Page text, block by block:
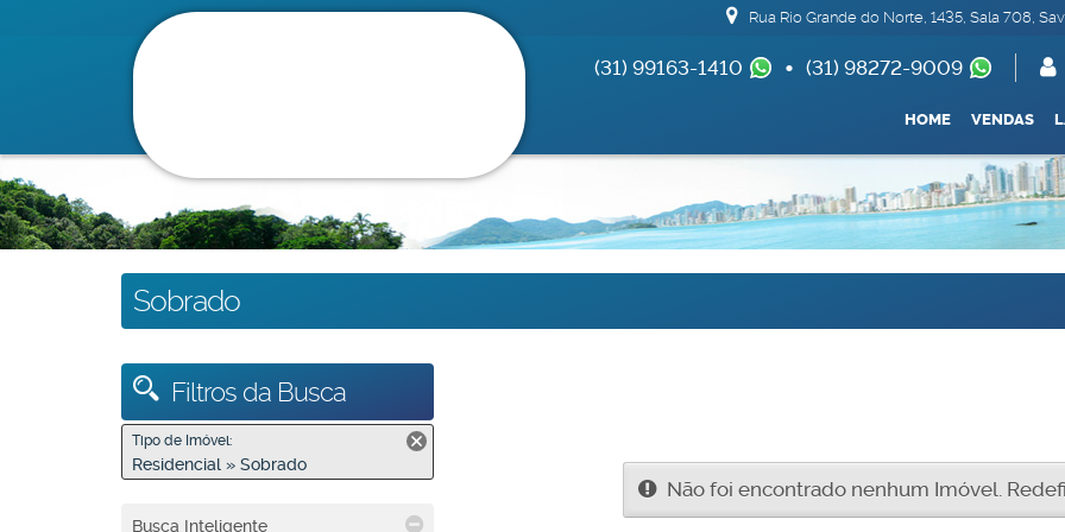
Rua Rio Grande do Norte, 1435, Sala 708,
(31) 99163-1410
(31) 98272-9009
VENDAS
HOME
Sobrado
Filtros da Busca
Tipo de Imóvel:
Residencial » Sobrado
Busca Inteligente
Não foi encontrado nenhum Imóvel.